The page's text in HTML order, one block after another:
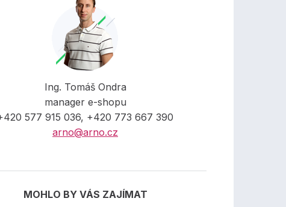
Ing. Tomáš Ondra
manager e-shopu
577 915 036, +420 773 667 390
arno@arno.cz
MOHLO BY VÁS ZAJÍMAT